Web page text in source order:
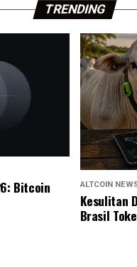
TRENDING
Bitcoin
ALTCOIN
Kesulitan
Brasil